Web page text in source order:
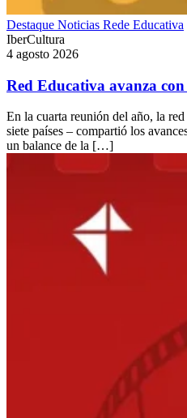
Destaque Noticias Rede Educativa
IberCultura
4 agosto 2026
Red Educativa avanza
En la cuarta reunión del año, la
siete países – compartió los
un balance de la […]